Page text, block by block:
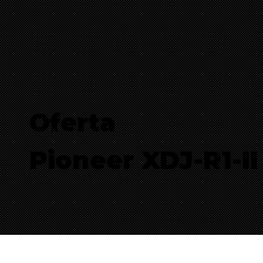
Oferta
Pioneer XDJ-R1-II